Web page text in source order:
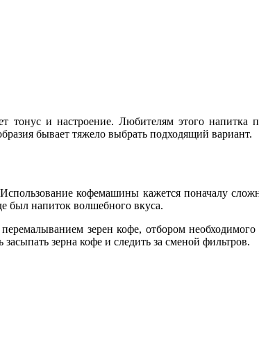
тонус и настроение. Любителям этого напитка
бывает тяжело выбрать подходящий вариант.
кофемашины кажется поначалу
был напиток волшебного вкуса.
зерен кофе, отбором
зерна кофе и следить за сменой фильтров.